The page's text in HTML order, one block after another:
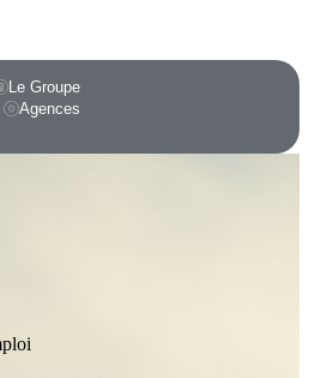
Le Groupe
Agences